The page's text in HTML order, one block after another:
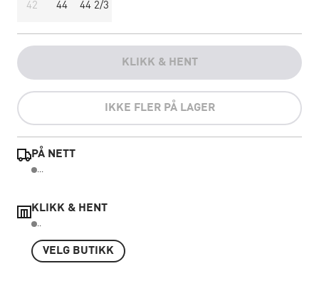
42 44 44 2/3
KLIKK & HENT
IKKE FLER PÅ LAGER
PÅ NETT
...
KLIKK & HENT
..
VELG BUTIKK